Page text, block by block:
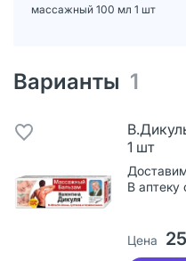
массажный 100 мл 1 шт
Варианты 1
1 шт
В аптеку
Цена